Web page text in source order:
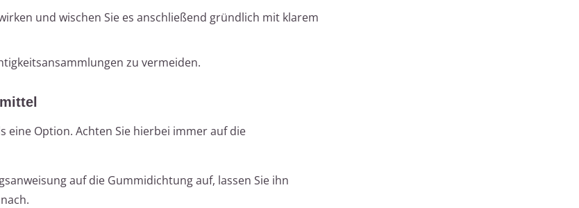
und wischen Sie es anschließend gründlich mit klarem
zu vermeiden.
eine Option. Achten Sie hierbei immer auf die
auf die Gummidichtung auf, lassen Sie ihn